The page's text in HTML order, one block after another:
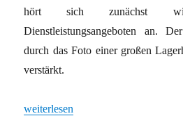
hört sich zunächst
Dienstleistungsangeboten an.
durch das Foto einer großen
verstärkt.
„Gefängnisse als
weiterlesen